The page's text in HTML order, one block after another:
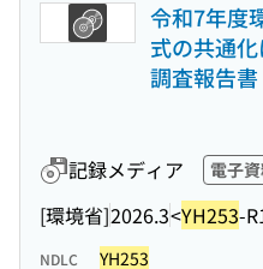
令和7年度
式の共通
調査報告書
記録メディア 電子
[環境省]2026.3<YH253-
NDLC YH253